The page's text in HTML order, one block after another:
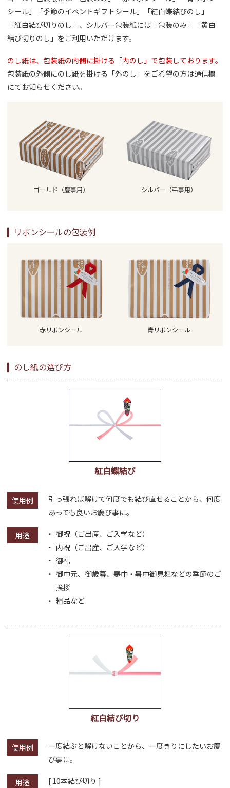
シール」「季節のイベントギフトシール」「紅白蝶結びのし」
「紅白結び切りのし」、シルバー包装紙には「包装のみ」「黄白
結び切りのし」をご利用いただけます。
のし紙は、包装紙の内側に掛ける「内のし」で包装しております。
包装紙の外側にのし紙を掛ける「外のし」をご希望の方は通信欄
にてお知らせください。
ゴールド（慶事用） シルバー（弔事用）
リボンシールの包装例
赤リボンシール 青リボンシール
のし紙の選び方
紅白蝶結び
使用例
引っ張れば解けて何度でも結び直せることから、何度
あっても良いお慶び事に。
用途
御祝（ご出産、ご入学など）
内祝（ご出産、ご入学など）
御礼
御中元、御歳暮、寒中・暑中御見舞などの季節のご
挨拶
粗品など
紅白結び切り
使用例
一度結ぶと解けないことから、一度きりにしたいお慶
び事に。
用途
[ 10本結び切り ]